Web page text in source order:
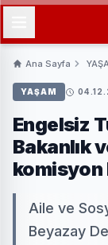
Ana Sayfa
YAŞAM
Engelsiz
Bakanlık
komisyon
Aile ve
Beyazay